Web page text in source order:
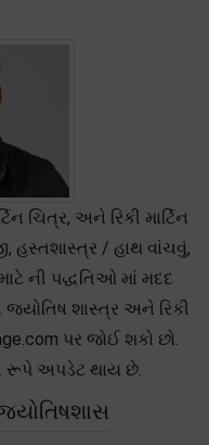
ચિત્ર, અને રિકી માર્ટિન
હસ્તશાસ્ત્ર / હાથ વાંચવું,
ની પદ્ધતિઓ માં મદદ
શાસ્ત્ર અને રિકી
પર જોઈ શકો છો.
રૂપે અપડેટ થાય છે.